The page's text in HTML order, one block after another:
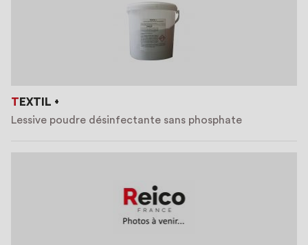
TEXTIL +
Lessive poudre désinfectante sans phosphate